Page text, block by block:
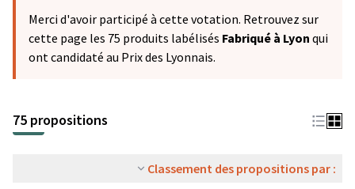
Merci d'avoir participé à cette votation. Retrouvez sur
cette page les 75 produits labélisés Fabriqué à Lyon qui
ont candidaté au Prix des Lyonnais.
75 propositions
Classement des propositions par :